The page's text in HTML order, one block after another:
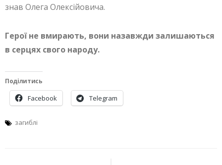
знав Олега Олексійовича.
Герої не вмирають, вони назавжди залишаються
в серцях свого народу.
Поділитись
Facebook Telegram
загиблі